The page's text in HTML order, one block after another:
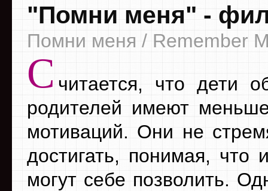
"Помни меня" -
Помни меня / Remember
С читается, что дети
родителей имеют
мотиваций. Они не
достигать, понимая, что
могут себе позволить.